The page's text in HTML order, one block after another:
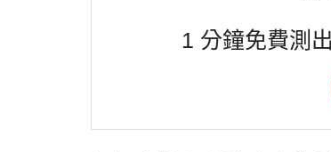
1 分鐘免費測